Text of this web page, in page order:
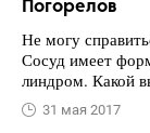
Погорелов
Не могу
Сосуд имеет
линдром. Какой
31 мая 2017